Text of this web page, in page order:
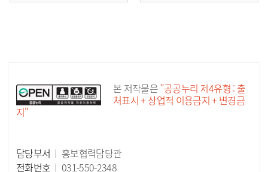
본 저작물은 "공공누리 제4유형 : 출
처표시 + 상업적 이용금지 + 변경금
지"
담당부서
홍보협력담당관
전화번호
031-550-2348